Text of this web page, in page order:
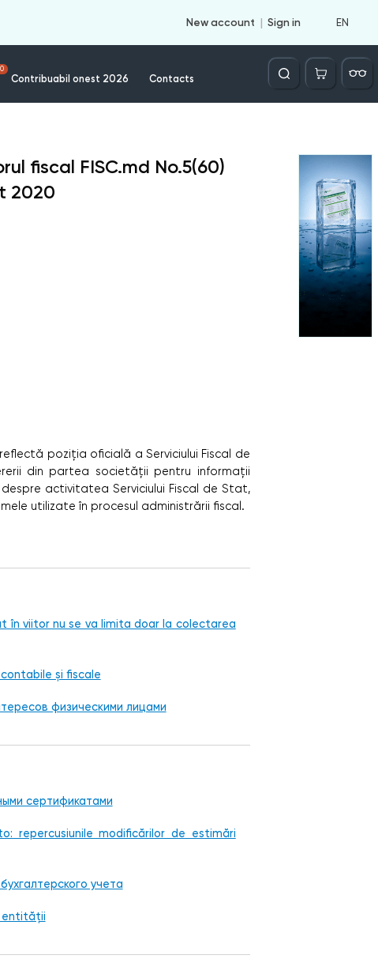
New account Sign in EN
Contribuabil onest 2026 Contacts
Căutare
fiscal FISC.md No.5(60)
2020
poziţia oficială a Serviciului Fiscal de
din partea societăţii pentru informaţii
activitatea Serviciului Fiscal de Stat,
utilizate în procesul administrării fiscal.
în viitor nu se va limita doar la colectarea
și fiscale
физическими лицами
сертификатами
repercusiunile modificărilor de estimări
учета
entității